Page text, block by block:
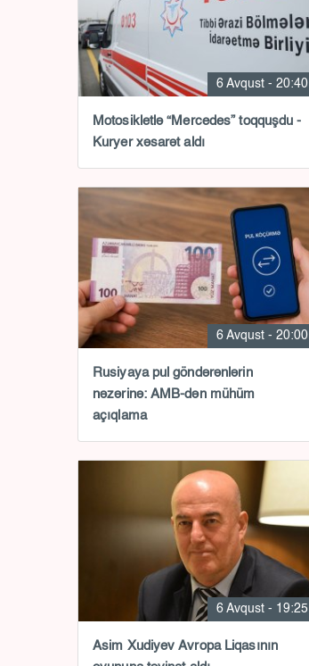
6 Avqust - 20:40
Motosikletlə “Mercedes” toqquşdu -
Kuryer xəsarət aldı
6 Avqust - 20:00
Rusiyaya pul göndərənlərin
nəzərinə: AMB-dən mühüm
açıqlama
6 Avqust - 19:25
Asim Xudiyev Avropa Liqasının